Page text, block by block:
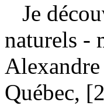
Je
naturels -
Québec,